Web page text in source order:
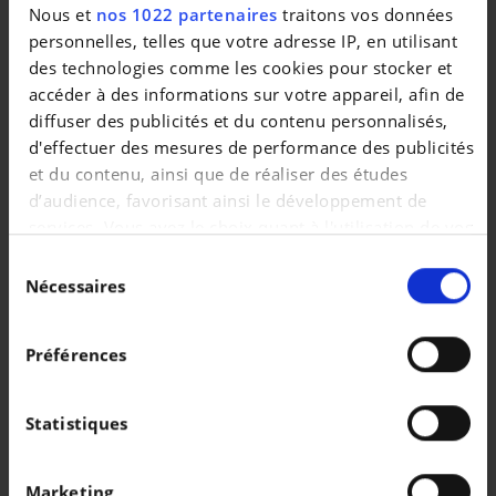
Nous et nos 1022 partenaires traitons vos données
personnelles, telles que votre adresse IP, en utilisant
des technologies comme les cookies pour stocker et
accéder à des informations sur votre appareil, afin de
diffuser des publicités et du contenu personnalisés,
d'effectuer des mesures de performance des publicités
et du contenu, ainsi que de réaliser des études
d’audience, favorisant ainsi le développement de
services. Vous avez le choix quant à l'utilisation de vos
retirer votre consentement à tout moment en
consultant la Déclaration relative aux cookies ou en
Collecter des informations sur votre localisation
géographique qui peuvent être précises à plusieurs
duNécessaires
Préférences
Statistiques
Véhicules similaires
AUDI A3 AUDI A3